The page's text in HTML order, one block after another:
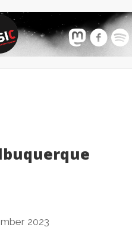
2023